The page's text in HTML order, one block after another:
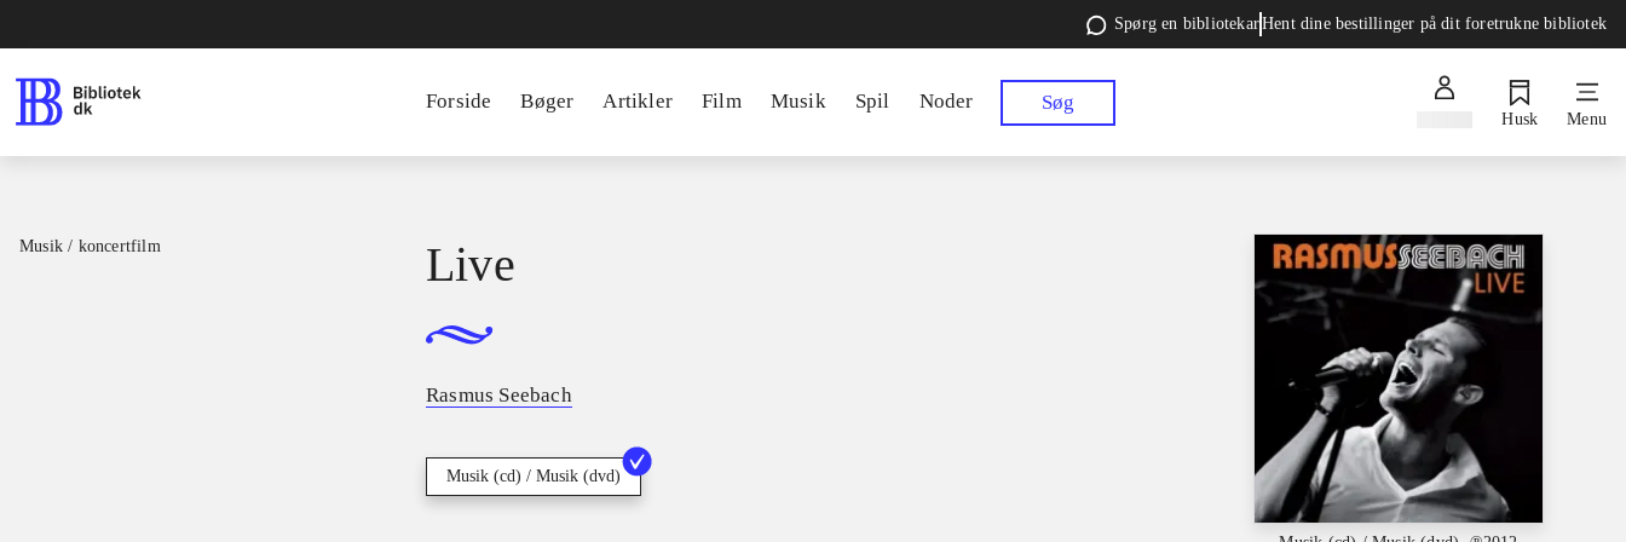
Spørg en bibliotekarHent dine bestillinger på dit foretrukne bibliotek
Forside Bøger Artikler Film Musik Spil Noder Søg
Husk Menu
Musik / koncertfilm Live
Rasmus Seebach
Musik (cd) / Musik (dvd)